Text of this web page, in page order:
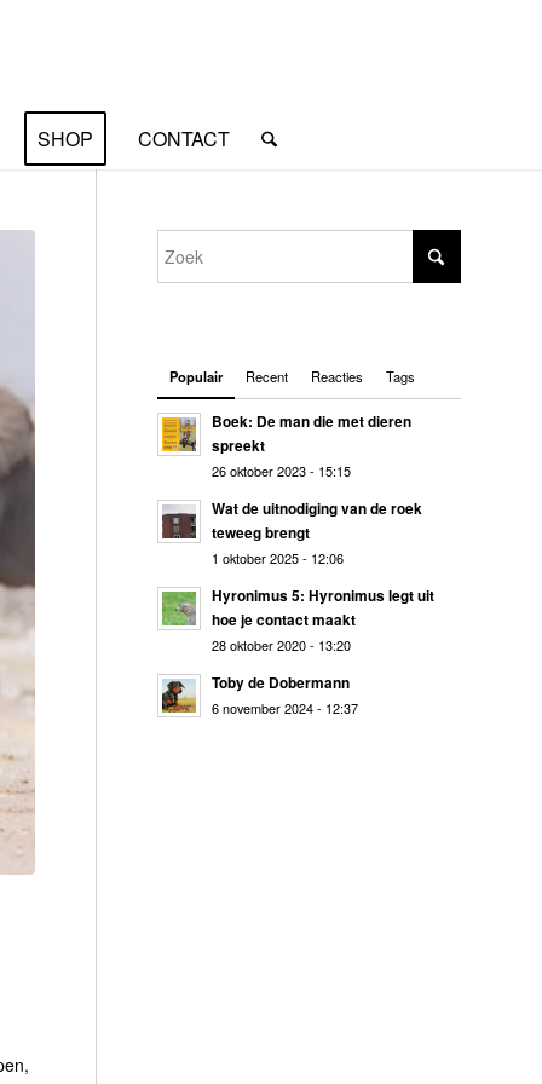
SHOP CONTACT
Populair Recent Reacties Tags
Boek: De man die met dieren
spreekt
26 oktober 2023 - 15:15
Wat de uitnodiging van de roek
teweeg brengt
1 oktober 2025 - 12:06
Hyronimus 5: Hyronimus legt uit
hoe je contact maakt
28 oktober 2020 - 13:20
Toby de Dobermann
6 november 2024 - 12:37